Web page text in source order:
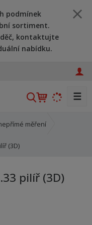
podmínek
sortiment.
kontaktujte
nabídku.
V
h
a
t
☰
měření
(3D)
pilíř (3D)